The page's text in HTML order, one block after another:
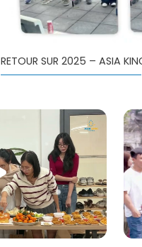
RETOUR SUR 2025 – ASIA